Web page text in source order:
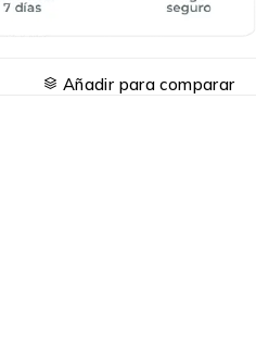
Añadir para comparar